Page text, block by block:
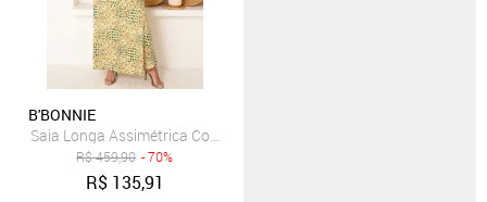
B'BONNIE
Saia Longa Assimétrica Com Bolsos B’Bonnie Úrsula Floral Laranja
R$459,90 - 70%
R$ 135,91